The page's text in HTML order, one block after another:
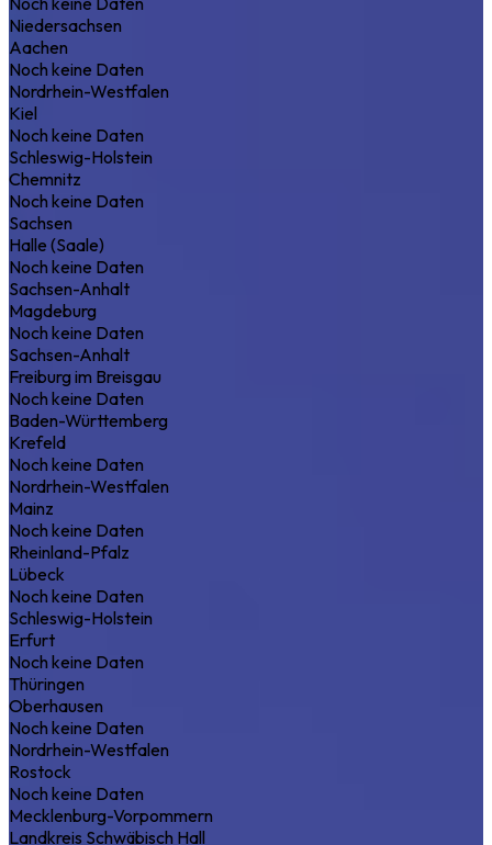
Niedersachsen
Aachen
Noch keine Daten
Nordrhein-Westfalen
Kiel
Noch keine Daten
Schleswig-Holstein
Chemnitz
Noch keine Daten
Sachsen
Halle (Saale)
Noch keine Daten
Sachsen-Anhalt
Magdeburg
Noch keine Daten
Sachsen-Anhalt
Freiburg im Breisgau
Noch keine Daten
Baden-Württemberg
Krefeld
Noch keine Daten
Nordrhein-Westfalen
Mainz
Noch keine Daten
Rheinland-Pfalz
Lübeck
Noch keine Daten
Schleswig-Holstein
Erfurt
Noch keine Daten
Thüringen
Oberhausen
Noch keine Daten
Nordrhein-Westfalen
Rostock
Noch keine Daten
Mecklenburg-Vorpommern
Landkreis Schwäbisch Hall